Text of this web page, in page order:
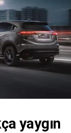
yaygın